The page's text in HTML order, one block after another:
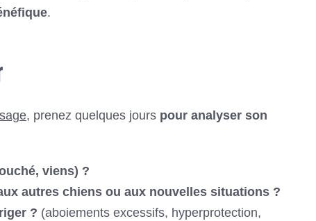
.
, prenez quelques jours pour analyser son
viens) ?
autres chiens ou aux nouvelles situations ?
? (aboiements excessifs, hyperprotection,